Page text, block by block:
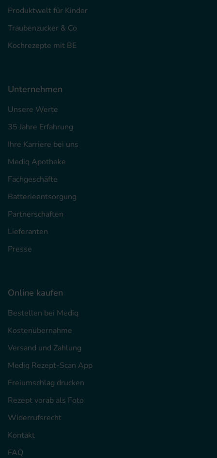
Produktwelt für Kinder
Traubenzucker & Co
Kochrezepte mit BE
Unternehmen
Unsere Werte
35 Jahre Erfahrung
Ihre Karriere bei uns
Mediq Apotheke
Fachgeschäfte
Batterieentsorgung
Partnerschaften
Lieferanten
Presse
Online kaufen
Bestellen bei Mediq
Kostenübernahme
Versand und Zahlung
Mediq Rezept-Scan App
Freiumschlag drucken
Rezept vorab als Foto
Widerrufsrecht
Kontakt
FAQ